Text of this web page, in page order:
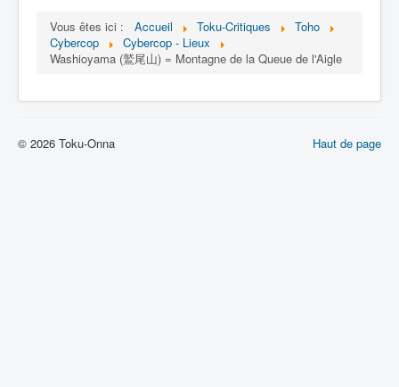
Dennô keisatsu Cybercop (電脳 警
察 サイバーコップ) = Police
cerveau électronique Cybercop
Personnages
Vous êtes ici : Accueil Toku-Critiques
Toho
Cybercop
Cybercop - Lieux
Washioyama (鷲尾山) = Montagne de la Queue de l'Aigle
Haut de page
© 2026 Toku-Onna